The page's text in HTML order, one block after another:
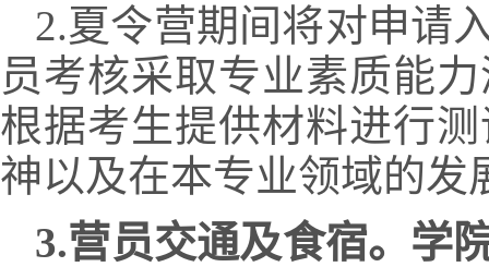
2.夏令营期间将对申请
员考核采取专业素质能
根据考生提供材料进行
神以及在本专业领域的发
3.营员交通及食宿。学